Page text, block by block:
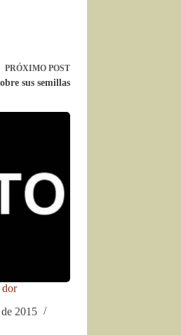
PRÓXIMO POST
sus semillas
dor
2015